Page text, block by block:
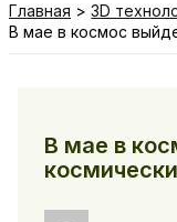
Главная
3D
В мае в космос
В мае в